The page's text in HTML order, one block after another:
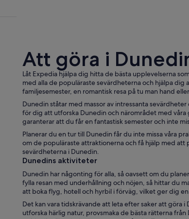
En historisk
Att göra i
Låt Expedia hjälpa dig hitta de bästa upplevelserna
med alla de populäraste sevärdheterna och hjälpa dig
familjesemester, en romantisk resa på tu man hand
Dunedin ståtar med massor av intressanta
för dig att utforska Dunedin och närområdet med
garanterar att du får en fantastisk semester och inte
Planerar du en tur till Dunedin får du inte missa våra
om de populäraste attraktionerna och få hjälp med att
sevärdheterna i Dunedin.
Dunedins aktiviteter
Dunedin har någonting för alla, så oavsett om du
fylla resan med underhållning och nöjen, så hittar du
att boka flyg, hotell och hyrbil i förväg, vilket ger dig
Det kan vara tidskrävande att leta efter saker att göra
utforska härlig natur, provsmaka de bästa rätterna